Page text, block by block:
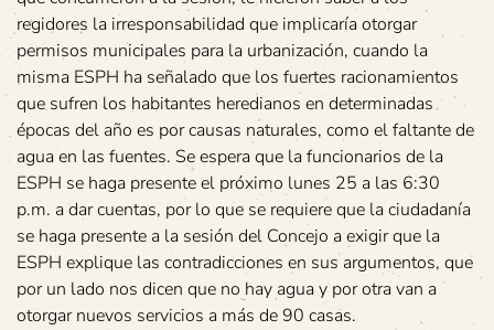
regidores la irresponsabilidad que implicaría otorgar
permisos municipales para la urbanización, cuando la
misma ESPH ha señalado que los fuertes racionamientos
que sufren los habitantes heredianos en determinadas
épocas del año es por causas naturales, como el faltante de
agua en las fuentes. Se espera que la funcionarios de la
ESPH se haga presente el próximo lunes 25 a las 6:30
p.m. a dar cuentas, por lo que se requiere que la ciudadanía
se haga presente a la sesión del Concejo a exigir que la
ESPH explique las contradicciones en sus argumentos, que
por un lado nos dicen que no hay agua y por otra van a
otorgar nuevos servicios a más de 90 casas.